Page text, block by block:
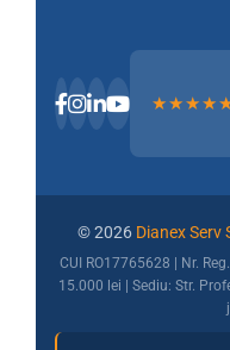
© 2026 Dianex Serv
CUI RO17765628 | Nr.
15.000 lei | Sediu: Str.